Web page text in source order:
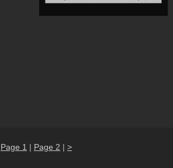
Page 1 | Page 2 | >